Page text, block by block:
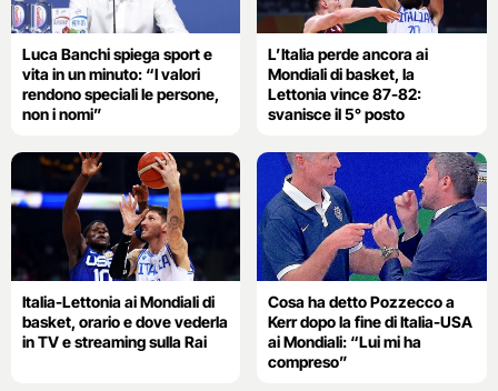
Luca Banchi spiega sport e
vita in un minuto: “I valori
rendono speciali le persone,
non i nomi”
L’Italia perde ancora ai
Mondiali di basket, la
Lettonia vince 87-82:
svanisce il 5° posto
Italia-Lettonia ai Mondiali di
basket, orario e dove vederla
in TV e streaming sulla Rai
Cosa ha detto Pozzecco a
Kerr dopo la fine di Italia-USA
ai Mondiali: “Lui mi ha
compreso”